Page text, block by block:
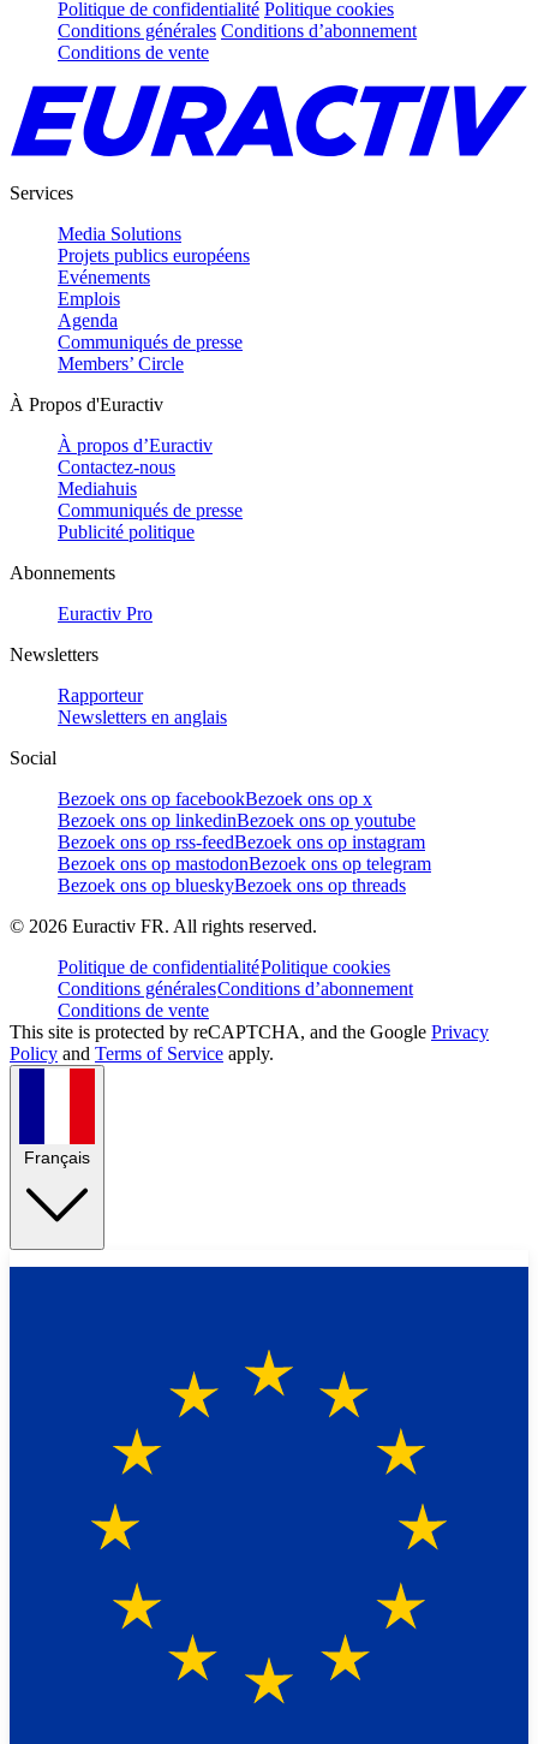
Politique de confidentialité Politique cookies
Conditions générales Conditions d’abonnement
Conditions de vente
Services
Media Solutions
Projets publics européens
Evénements
Emplois
Agenda
Communiqués de presse
Members’ Circle
À Propos d'Euractiv
À propos d’Euractiv
Contactez-nous
Mediahuis
Communiqués de presse
Publicité politique
Abonnements
Euractiv Pro
Newsletters
Rapporteur
Newsletters en anglais
Social
Bezoek ons op facebookBezoek ons op x
Bezoek ons op linkedinBezoek ons op youtube
Bezoek ons op rss-feedBezoek ons op instagram
Bezoek ons op mastodonBezoek ons op telegram
Bezoek ons op blueskyBezoek ons op threads
© 2026 Euractiv FR. All rights reserved.
Politique de confidentialitéPolitique cookies
Conditions généralesConditions d’abonnement
Conditions de vente
This site is protected by reCAPTCHA, and the Google Privacy
Policy and Terms of Service apply.
Français